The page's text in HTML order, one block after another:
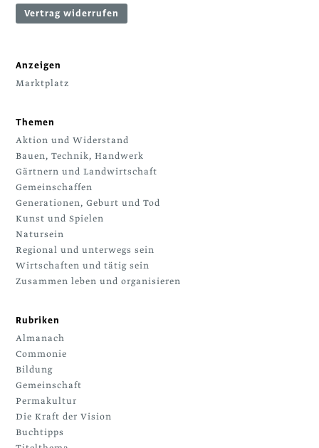
Vertrag widerrufen
Anzeigen
Marktplatz
Themen
Aktion und Widerstand
Bauen, Technik, Handwerk
Gärtnern und Landwirtschaft
Gemeinschaffen
Generationen, Geburt und Tod
Kunst und Spielen
Natursein
Regional und unterwegs sein
Wirtschaften und tätig sein
Zusammen leben und organisieren
Rubriken
Almanach
Commonie
Bildung
Gemeinschaft
Permakultur
Die Kraft der Vision
Buchtipps